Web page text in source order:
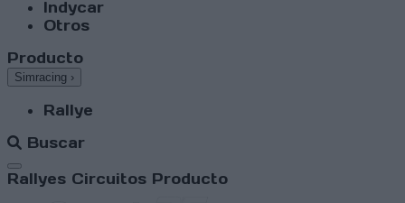
Indycar
Otros
Producto
Simracing ›
Rallye
Buscar
Abrir menú
Rallyes Circuitos Producto